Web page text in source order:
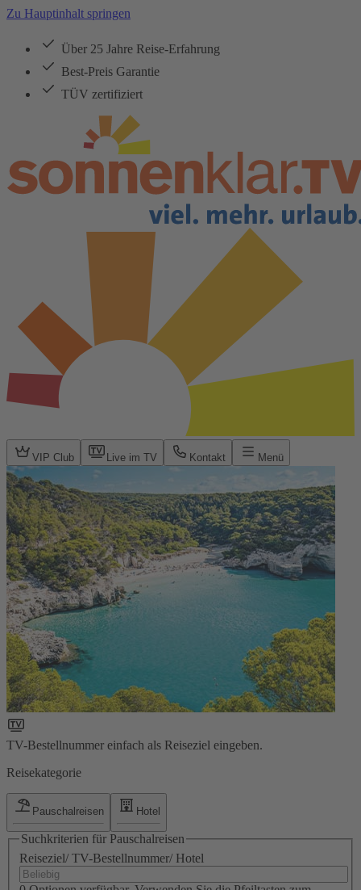
Zu Hauptinhalt springen
Über 25 Jahre Reise-Erfahrung
Best-Preis Garantie
TÜV zertifiziert
VIP Club Live im TV Kontakt Menü
TV-Bestellnummer einfach als Reiseziel eingeben.
Reisekategorie
Pauschalreisen Hotel
Suchkriterien für Pauschalreisen
Reiseziel/ TV-Bestellnummer/ Hotel